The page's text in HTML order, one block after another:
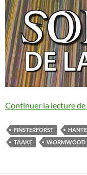
Continuer la lecture de
FINSTERFORST
TAAKE
WORMWOOD